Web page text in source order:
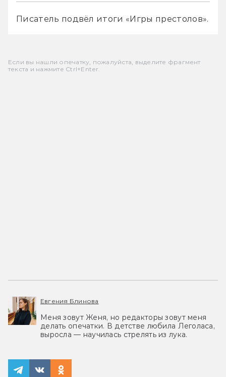
Писатель подвёл итоги «Игры престолов».
Если вы нашли опечатку, пожалуйста, выделите фрагмент
текста и нажмите Ctrl+Enter.
Евгения Блинова
Меня зовут Женя, но редакторы зовут меня
делать опечатки. В детстве любила Леголаса,
выросла — научилась стрелять из лука.